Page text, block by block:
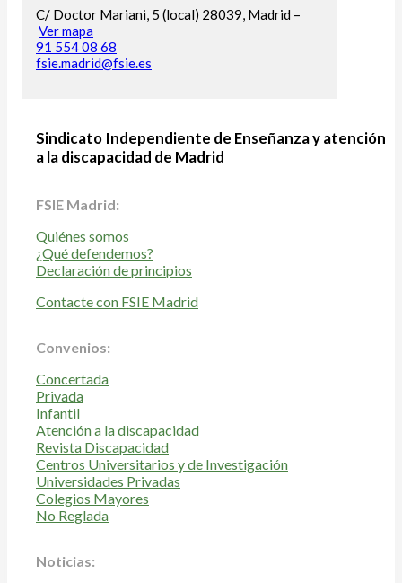
C/ Doctor Mariani, 5 (local) 28039, Madrid –
Ver mapa
91 554 08 68
fsie.madrid@fsie.es
Sindicato Independiente de Enseñanza y atención
a la discapacidad de Madrid
FSIE Madrid:
Quiénes somos
¿Qué defendemos?
Declaración de principios
Contacte con FSIE Madrid
Convenios:
Concertada
Privada
Infantil
Atención a la discapacidad
Revista Discapacidad
Centros Universitarios y de Investigación
Universidades Privadas
Colegios Mayores
No Reglada
Noticias: